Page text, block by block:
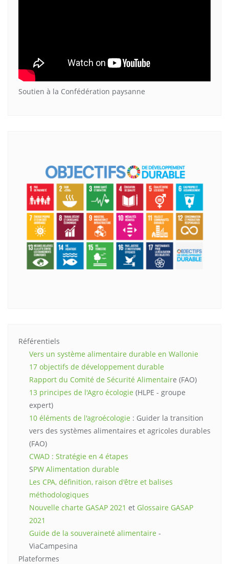
Soutien à la Confédération paysanne
Référentiels
Vers un système alimentaire durable en Wallonie
17 objectifs de développement durable
Rapport du Comité de Sécurité Alimentaire (FAO)
13 principes de l'Agro écologie (HLPE - groupe
expert)
10 éléments de l'agroécologie : Guider la transition
vers des systèmes alimentaires et agricoles durables
(FAO)
CWAD : Stratégie en 4 étapes
SPW Alimentation durable
Les CPA, définition, raison d'être et balises
méthodologiques
Nouvelle charte GASAP 2021 et Glossaire GASAP
2021
Guide de la souveraineté alimentaire -
ViaCampesina
Plateformes